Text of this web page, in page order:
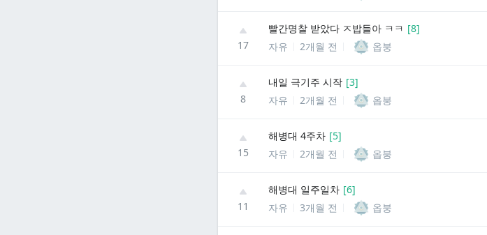
17
빨간명찰 받았다 ㅈ밥들아 ㅋㅋ [8]
자유
2개월 전 옵붕
8
내일 극기주 시작 [3]
자유
2개월 전 옵붕
15
해병대 4주차 [5]
자유
2개월 전 옵붕
11
해병대 일주일차 [6]
자유
3개월 전 옵붕